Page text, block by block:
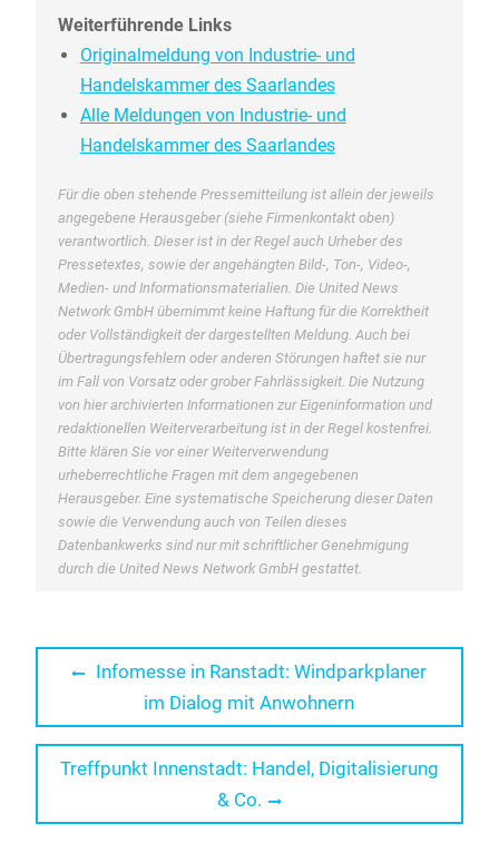
Weiterführende Links
Originalmeldung von Industrie- und
Handelskammer des Saarlandes
Alle Meldungen von Industrie- und
Handelskammer des Saarlandes
Für die oben stehende Pressemitteilung ist allein der jeweils
angegebene Herausgeber (siehe Firmenkontakt oben)
verantwortlich. Dieser ist in der Regel auch Urheber des
Pressetextes, sowie der angehängten Bild-, Ton-, Video-,
Medien- und Informationsmaterialien. Die United News
Network GmbH übernimmt keine Haftung für die Korrektheit
oder Vollständigkeit der dargestellten Meldung. Auch bei
Übertragungsfehlern oder anderen Störungen haftet sie nur
im Fall von Vorsatz oder grober Fahrlässigkeit. Die Nutzung
von hier archivierten Informationen zur Eigeninformation und
redaktionellen Weiterverarbeitung ist in der Regel kostenfrei.
Bitte klären Sie vor einer Weiterverwendung
urheberrechtliche Fragen mit dem angegebenen
Herausgeber. Eine systematische Speicherung dieser Daten
sowie die Verwendung auch von Teilen dieses
Datenbankwerks sind nur mit schriftlicher Genehmigung
durch die United News Network GmbH gestattet.
Beitragsnavigation
Previous
Infomesse in Ranstadt: Windparkplaner
im Dialog mit Anwohnern
Next
Treffpunkt Innenstadt: Handel, Digitalisierung
& Co.